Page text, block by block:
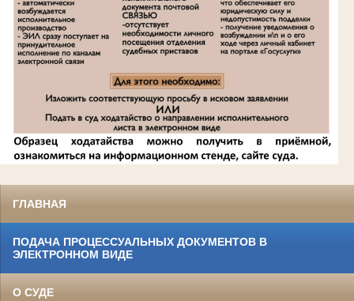
ГЛАВНАЯ
ПОДАЧА ПРОЦЕССУАЛЬНЫХ ДОКУМЕНТОВ В
ЭЛЕКТРОННОМ ВИДЕ
О СУДЕ